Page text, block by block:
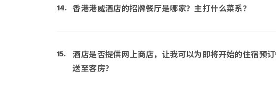
香港港威酒店的招牌餐厅是哪家？主打什么菜系？
酒店是否提供网上商店，让我可以为即将开始的住宿预
送至客房？